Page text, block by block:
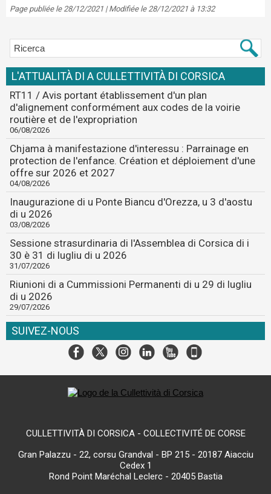
Page publiée le 28/12/2021 | Modifiée le 28/12/2021 à 13:32
L'ATTUALITÀ DI A CULLETTIVITÀ DI CORSICA
RT11 / Avis portant établissement d'un plan
d'alignement conformément aux codes de la voirie
routière et de l'expropriation
06/08/2026
Chjama à manifestazione d'interessu : Parrainage en
protection de l'enfance. Création et déploiement d'une
offre sur 2026 et 2027
04/08/2026
Inaugurazione di u Ponte Biancu d'Orezza, u 3 d'aostu
di u 2026
03/08/2026
Sessione strasurdinaria di l'Assemblea di Corsica di i
30 è 31 di lugliu di u 2026
31/07/2026
Riunioni di a Cummissioni Permanenti di u 29 di lugliu
di u 2026
29/07/2026
SUIVEZ-NOUS
CULLETTIVITÀ DI CORSICA - COLLECTIVITÉ DE CORSE
Gran Palazzu - 22, corsu Grandval - BP 215 - 20187 Aiacciu
Cedex 1
Rond Point Maréchal Leclerc - 20405 Bastia